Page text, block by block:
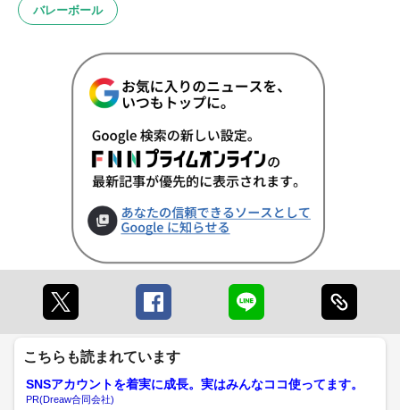
バレーボール
こちらも読まれています
SNSアカウントを着実に成長。実はみんなココ使ってます。
PR(Dreaw合同会社)